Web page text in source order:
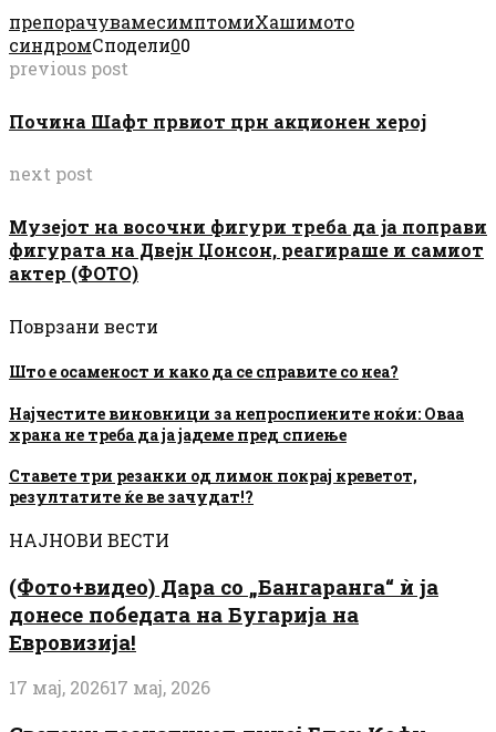
препорачувамесимптомиХашимото
синдромСподели00
previous post
Почина Шафт првиот црн акционен херој
next post
Музејот на восочни фигури треба да ја поправи
фигурата на Двејн Џонсон, реагираше и самиот
актер (ФОТО)
Поврзани вести
Што е осаменост и како да се справите со неа?
Најчестите виновници за непроспиените ноќи: Оваа
храна не треба да ја јадеме пред спиење
Ставете три резанки од лимон покрај креветот,
резултатите ќе ве зачудат!?
НАЈНОВИ ВЕСТИ
(Фото+видео) Дара со „Бангаранга“ ѝ ја
донесе победата на Бугарија на
Евровизија!
17 мај, 202617 мај, 2026